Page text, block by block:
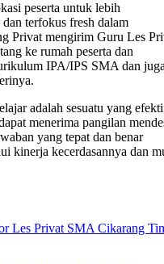
peserta untuk lebih
terfokus fresh dalam
Privat mengirim Guru Les
ke rumah peserta dan
IPA/IPS SMA dan
adalah sesuatu yang
menerima pangilan
yang tepat dan benar
kinerja kecerdasannya dan
Les Privat SMA Cikarang